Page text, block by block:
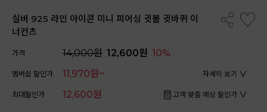
실버 925 라인 아이콘 미니 피어싱 귓볼 귓바퀴 이
너컨츠
가격 14,000원 12,600원 10%
멤버쉽 할인가 11,970원~ 자세히 보기
최대할인가 12,600원 고객 맞춤 예상 할인가